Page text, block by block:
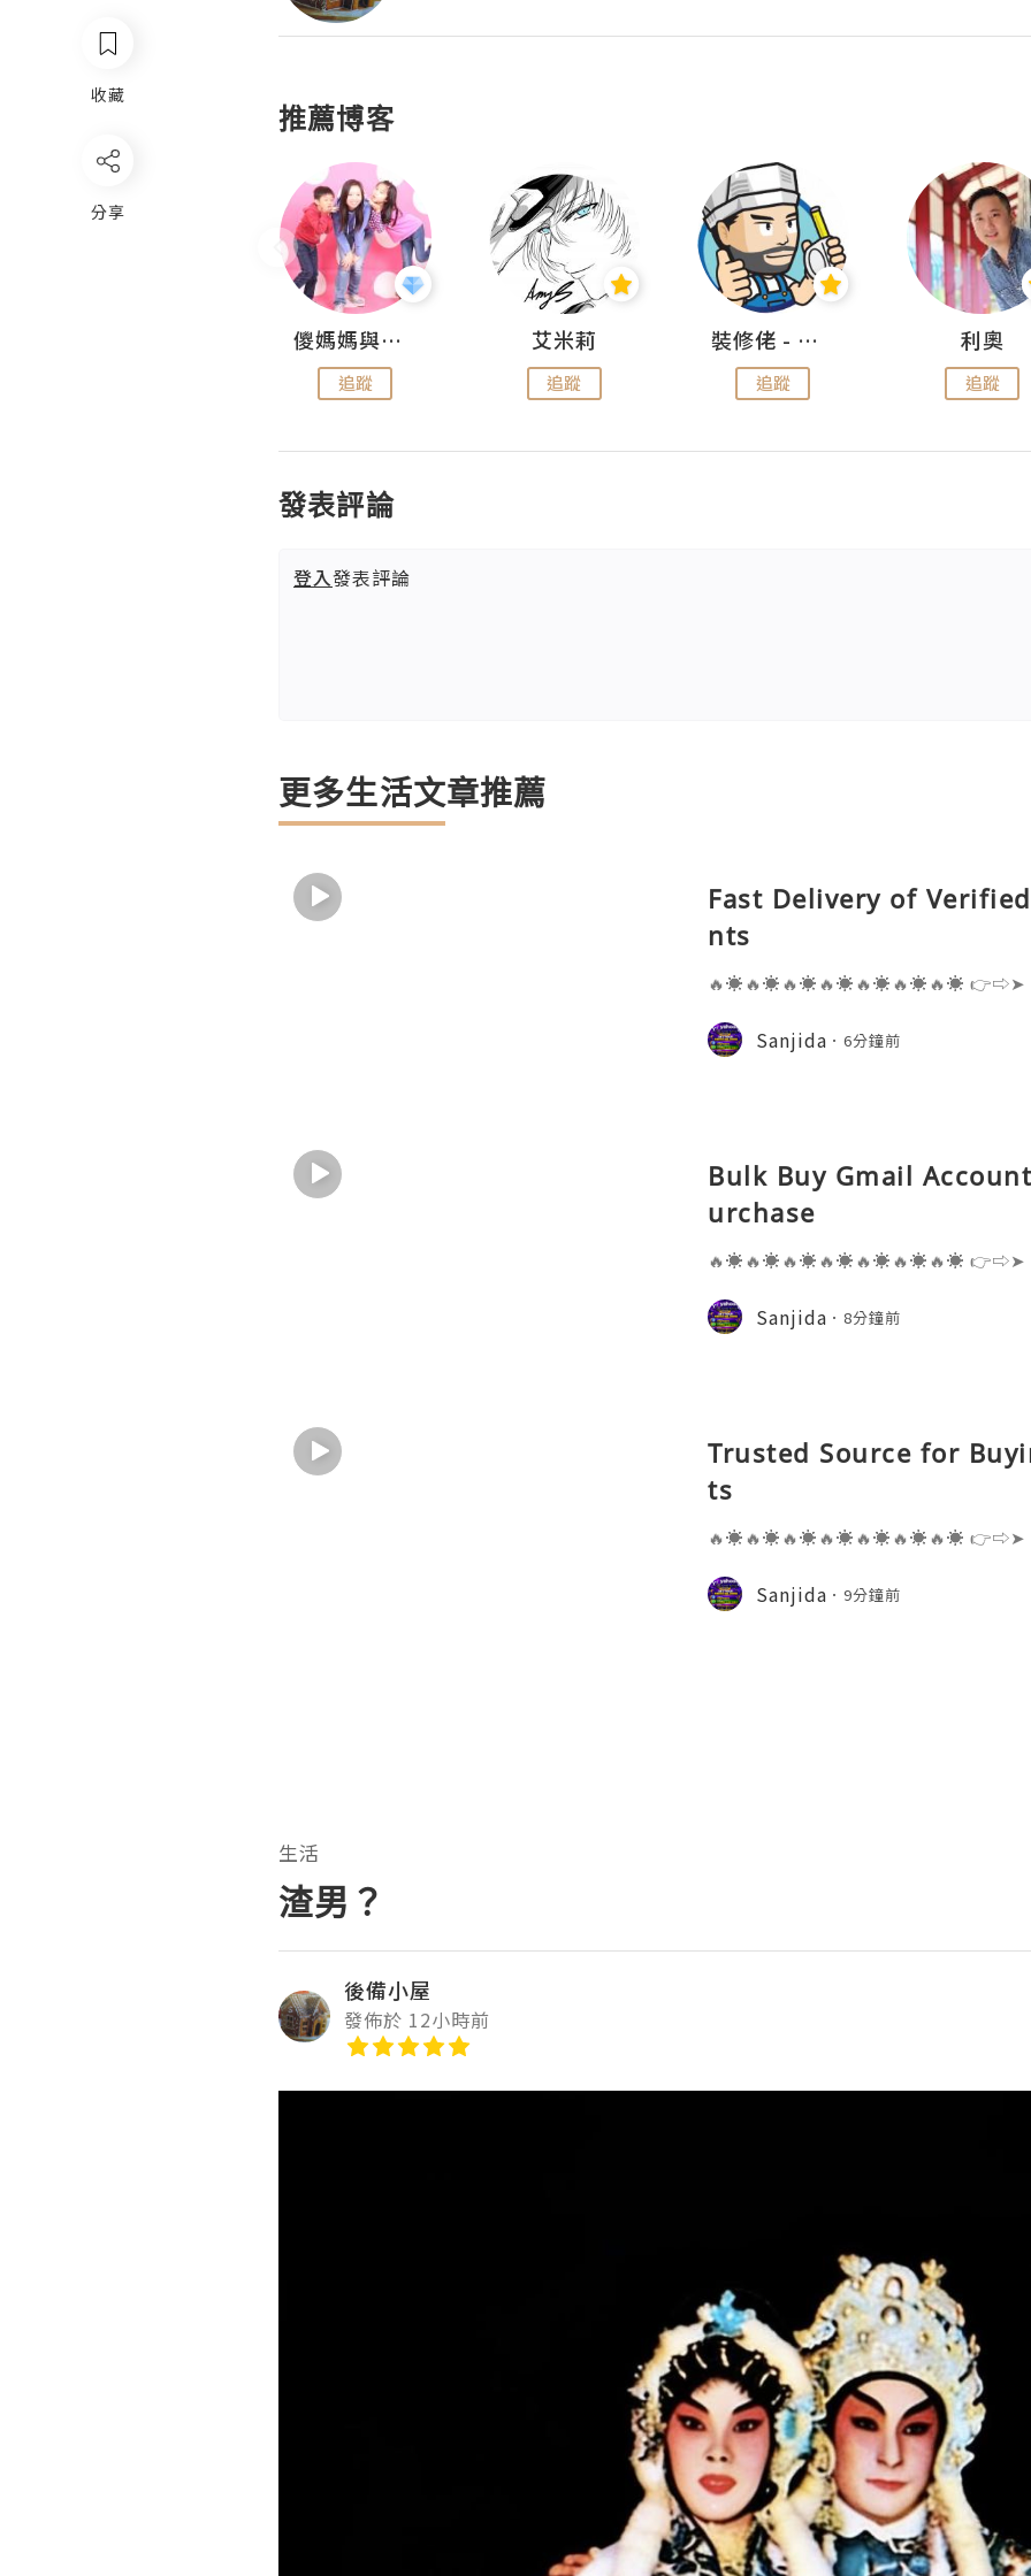
收藏
分享
推薦博客
儍媽媽與兩隻小魔怪之家
追蹤
艾米莉
追蹤
裝修佬 - 香港一站式網上裝修平台
追蹤
利奧
追蹤
發表評論
登入發表評論
更多生活文章推薦
Fast Delivery of
nts
🔥☀️🔥☀️🔥☀️🔥☀️🔥☀️🔥☀️🔥☀️ 👉⇨➤
ail.com 👉⇨➤ Visit To Website:
s one of the most widely used
Sanjida 6分鐘前
Bulk Buy Gmail
urchase
🔥☀️🔥☀️🔥☀️🔥☀️🔥☀️🔥☀️🔥☀️ 👉⇨➤
ail.com 👉⇨➤ Visit To Website:
s one of the most widely used
Sanjida 8分鐘前
Trusted Source for
ts
🔥☀️🔥☀️🔥☀️🔥☀️🔥☀️🔥☀️🔥☀️ 👉⇨➤
ail.com 👉⇨➤ Visit To Website:
s one of the most widely used
Sanjida 9分鐘前
生活
渣男？
後備小屋
發佈於 12小時前